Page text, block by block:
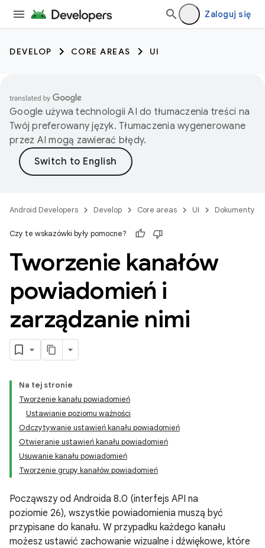
Zaloguj się
DEVELOP CORE AREAS UI
Google używa technologii AI do tłumaczenia treści na
Twój preferowany język. Tłumaczenia wygenerowane
przez AI mogą zawierać błędy.
Android Developers Develop Core areas UI Dokumenty
Czy te wskazówki były pomocne?
Tworzenie kanałów
powiadomień i
zarządzanie nimi
Na tej stronie
Tworzenie kanału powiadomień
Ustawianie poziomu ważności
Odczytywanie ustawień kanału powiadomień
Otwieranie ustawień kanału powiadomień
Usuwanie kanału powiadomień
Tworzenie grupy kanałów powiadomień
Począwszy od Androida 8.0 (interfejs API na
poziomie 26), wszystkie powiadomienia muszą być
przypisane do kanału. W przypadku każdego kanału
możesz ustawić zachowanie wizualne i dźwiękowe, które